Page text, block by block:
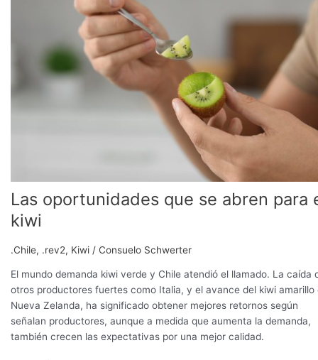
Las oportunidades que se abren para
kiwi
.Chile, .rev2, Kiwi / Consuelo Schwerter
El mundo demanda kiwi verde y Chile atendió el llamado. La caída
otros productores fuertes como Italia, y el avance del kiwi amarillo
Nueva Zelanda, ha significado obtener mejores retornos según
señalan productores, aunque a medida que aumenta la demanda,
también crecen las expectativas por una mejor calidad.